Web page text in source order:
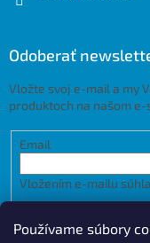
Používame súbory
Odoberať
Vložte svoj e-mail a my
produktoch na našom e-
Email
Vložením e-mailu
údajov